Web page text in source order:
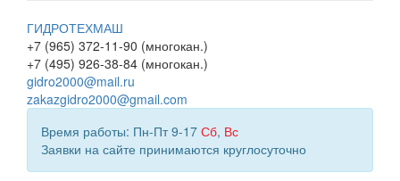
ГИДРОТЕХМАШ
+7 (965) 372-11-90 (многокан.)
+7 (495) 926-38-84 (многокан.)
gidro2000@mail.ru
zakazgidro2000@gmail.com
Время работы: Пн-Пт 9-17 Сб, Вс
Заявки на сайте принимаются круглосуточно